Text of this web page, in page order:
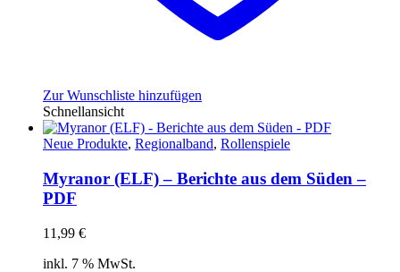
Zur Wunschliste hinzufügen
Schnellansicht
Neue Produkte, Regionalband, Rollenspiele
Myranor (ELF) – Berichte aus dem Süden –
PDF
11,99 €
inkl. 7 % MwSt.